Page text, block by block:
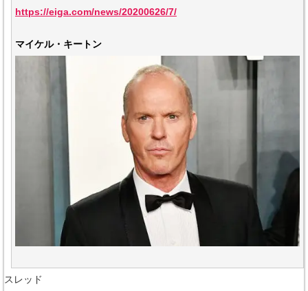
https://eiga.com/news/20200626/7/
マイケル・キートン
スレッド